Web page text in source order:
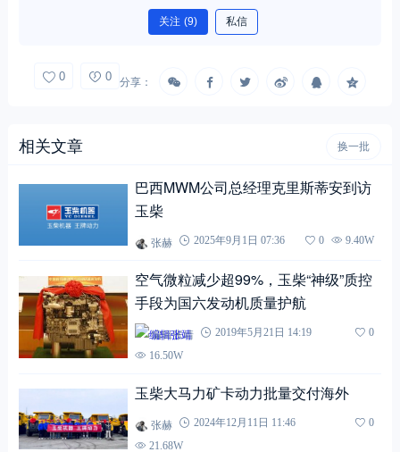
关注 (9) 私信
0 0 分享：
相关文章 换一批
巴西MWM公司总经理克里斯蒂安到访
玉柴
张赫 2025年9月1日 07:36 0 9.40W
空气微粒减少超99%，玉柴“神级”质控
手段为国六发动机质量护航
编辑张靖 2019年5月21日 14:19
0
16.50W
玉柴大马力矿卡动力批量交付海外
张赫 2024年12月11日 11:46
0
21.68W